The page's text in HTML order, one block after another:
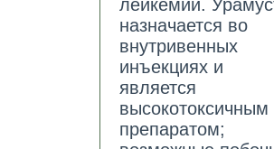
лейкемии.
назначается во
внутривенных
инъекциях и
является
высокотоксичным
препаратом;